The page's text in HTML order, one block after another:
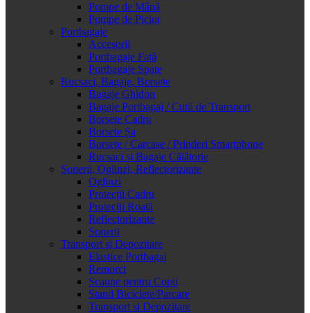
Pompe de Mână
Pompe de Picior
Portbagaje
Accesorii
Portbagaje Față
Portbagaje Spate
Rucsaci, Bagaje, Borsete
Bagaje Ghidon
Bagaje Portbagaj / Cutii de Transport
Borsete Cadru
Borsete Șa
Borsete / Carcase / Prinderi Smartphone
Rucsaci și Bagaje Călătorie
Sonerii, Oglinzi, Reflectorizante
Oglinzi
Protecții Cadru
Protecții Roată
Reflectorizante
Sonerii
Transport și Depozitare
Elastice Portbagaj
Remorci
Scaune pentru Copii
Stand Biciclete/Parcare
Transport si Depozitare